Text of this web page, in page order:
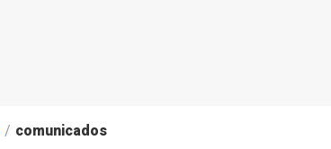
/ comunicados